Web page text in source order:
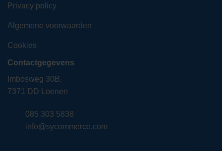
Privacy policy
Algemene voorwaarden
Cookies
Contactgegevens
Imbosweg 30B,
7371 DD Loenen
085 303 5838
info@sycommerce.com